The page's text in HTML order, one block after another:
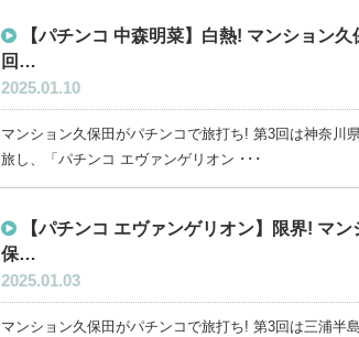
【パチンコ 中森明菜】白熱! マンション久
回…
2025.01.10
マンション久保田がパチンコで旅打ち! 第3回は神奈川
旅し、「パチンコ エヴァンゲリオン ･･･
【パチンコ エヴァンゲリオン】限界! マン
保…
2025.01.03
マンション久保田がパチンコで旅打ち! 第3回は三浦半